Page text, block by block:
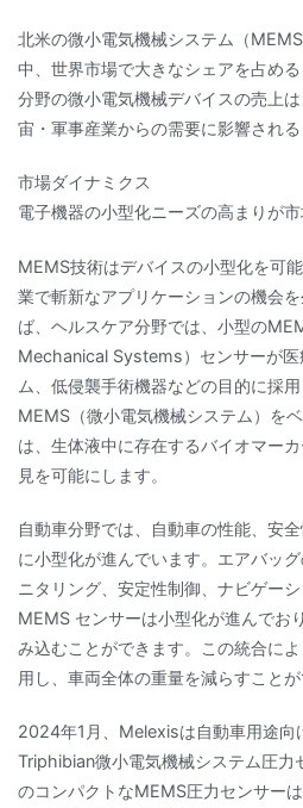
北米の微小電気機械システム（
中、世界市場で大きなシェアを占め
分野の微小電気機械デバイスの売上
宙・軍事産業からの需要に影響される
市場ダイナミクス
電子機器の小型化ニーズの高まりが
MEMS技術はデバイスの小型化を可
業で斬新なアプリケーションの機会
ば、ヘルスケア分野では、小型の
Mechanical Systems）センサーが医
ム、低侵襲手術機器などの目的に採
MEMS（微小電気機械システム）を
は、生体液中に存在するバイオマー
見を可能にします。
自動車分野では、自動車の性能、安
に小型化が進んでいます。エアバッ
ニタリング、安定性制御、ナビゲー
MEMS センサーは小型化が進んでお
み込むことができます。この統合に
用し、車両全体の重量を減らすことが
2024年1月、Melexisは自動車用途向
Triphibian微小電気機械システム圧力
のコンパクトなMEMS圧力センサー